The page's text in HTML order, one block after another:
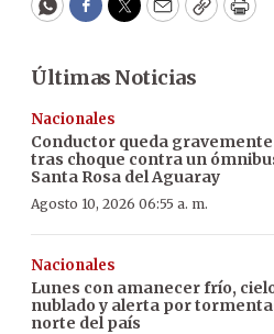
WhatsApp
Facebook
Twitter
EmailCopy
Últimas Noticias
Nacionales
Conductor queda
tras choque contra un
Santa Rosa del Aguaray
Agosto 10, 2026 06:55 a. m.
Nacionales
Lunes con amanecer frío,
nublado y alerta por
norte del país